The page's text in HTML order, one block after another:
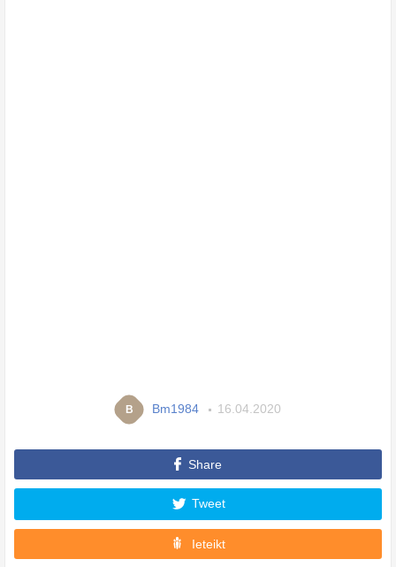
B Bm1984 16.04.2020
Share
Tweet
Ieteikt